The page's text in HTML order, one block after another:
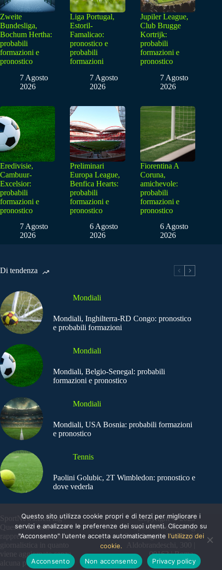
Zweite
Bundesliga,
Bochum Hertha:
probabili
formazioni e
pronostico
7 Agosto
2026
Liga Portugal,
Estoril-
Famalicao:
pronostico e
probabili
formazioni
7 Agosto
2026
Jupiler League,
Club Brugge
Kortrijk:
probabili
formazioni e
pronostico
7 Agosto
2026
Eredivisie,
Cambuur-
Excelsior:
probabili
formazioni e
pronostico
7 Agosto
2026
Preliminari
Europa League,
Benfica Hearts:
probabili
formazioni e
pronostico
6 Agosto
2026
Fiorentina A
Coruna,
amichevole:
probabili
formazioni e
pronostico
6 Agosto
2026
Di tendenza
Mondiali
Mondiali, Inghilterra-RD Congo: pronostico
e probabili formazioni
Mondiali
Mondiali, Belgio-Senegal: probabili
formazioni e pronostico
Mondiali
Mondiali, USA Bosnia: probabili formazioni
e pronostico
Tennis
Paolini Golubic, 2T Wimbledon: pronostico e
dove vederla
SportNews.BetFlag -
Questo sito non
rappresenta una testata
giornalistica in quanto
viene aggiornato senza
alcuna periodicità
Copyright © 2025
SportNews BetFlag
Sede Legale: Via degli
Aldobrandeschi, 300 |
00163 | Roma
Questo sito utilizza cookie propri e di terzi per migliorare i
servizi e analizzare le preferenze dei suoi utenti. Cliccando su
"Acconsento" l'utente accetta automaticamente l'utilizzo dei
cookie.
Acconsento
Non acconsento Privacy policy